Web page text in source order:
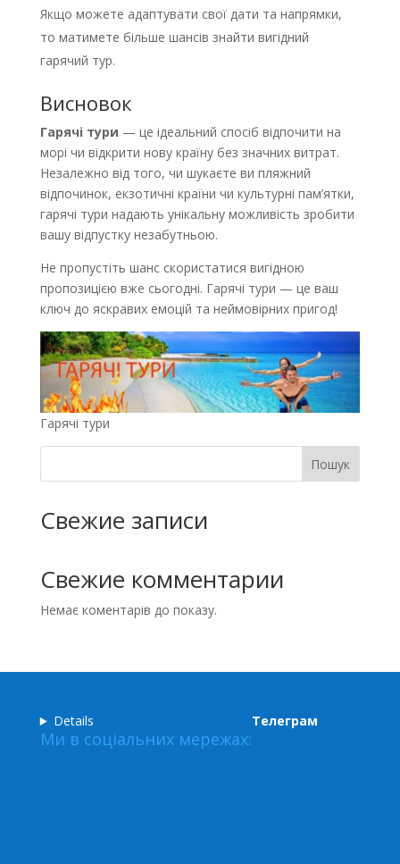
Якщо можете адаптувати свої дати та напрямки,
то матимете більше шансів знайти вигідний
гарячий тур.
Висновок
Гарячі тури — це ідеальний спосіб відпочити на
морі чи відкрити нову країну без значних витрат.
Незалежно від того, чи шукаєте ви пляжний
відпочинок, екзотичні країни чи культурні пам’ятки,
гарячі тури надають унікальну можливість зробити
вашу відпустку незабутньою.
Не пропустіть шанс скористатися вигідною
пропозицією вже сьогодні. Гарячі тури — це ваш
ключ до яскравих емоцій та неймовірних пригод!
Гарячі тури
Пошук
Свежие записи
Свежие комментарии
Немає коментарів до показу.
Details
Ми в соціальних мережах:
Телеграм